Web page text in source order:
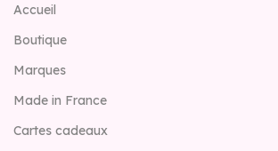
Accueil
Boutique
Marques
Made in France
Cartes cadeaux